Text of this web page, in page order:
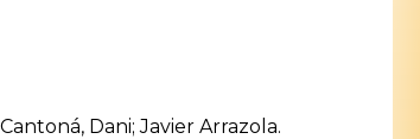
Dani; Javier Arrazola.